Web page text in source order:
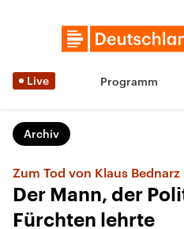
Live Programm
Archiv
Zum Tod von Klaus Bednarz
Der Mann, der
Fürchten lehrte